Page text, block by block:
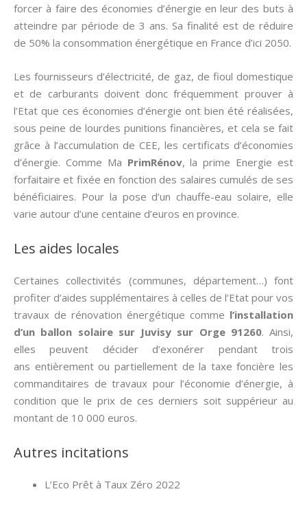
forcer à faire des économies d’énergie en leur des buts à
atteindre par période de 3 ans. Sa finalité est de réduire
de 50% la consommation énergétique en France d’ici 2050.
Les fournisseurs d’électricité, de gaz, de fioul domestique
et de carburants doivent donc fréquemment prouver à
l’Etat que ces économies d’énergie ont bien été réalisées,
sous peine de lourdes punitions financières, et cela se fait
grâce à l’accumulation de CEE, les certificats d’économies
d’énergie. Comme Ma PrimRénov, la prime Energie est
forfaitaire et fixée en fonction des salaires cumulés de ses
bénéficiaires. Pour la pose d’un chauffe-eau solaire, elle
varie autour d’une centaine d’euros en province.
Les aides locales
Certaines collectivités (communes, département…) font
profiter d’aides supplémentaires à celles de l’Etat pour vos
travaux de rénovation énergétique comme l’installation
d’un ballon solaire sur Juvisy sur Orge 91260. Ainsi,
elles peuvent décider d’exonérer pendant trois
ans entièrement ou partiellement de la taxe foncière les
commanditaires de travaux pour l’économie d’énergie, à
condition que le prix de ces derniers soit suppérieur au
montant de 10 000 euros.
Autres incitations
L’Eco Prêt à Taux Zéro 2022